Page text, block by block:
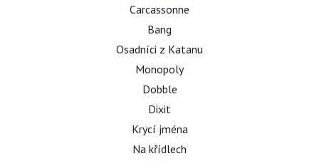
Carcassonne
Bang
Osadníci z Katanu
Monopoly
Dobble
Dixit
Krycí jména
Na křídlech